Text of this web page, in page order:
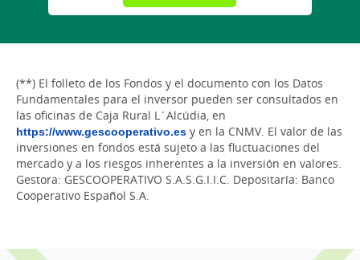
(**) El folleto de los Fondos y el documento con los Datos
Fundamentales para el inversor pueden ser consultados en
las oficinas de Caja Rural L´Alcúdia, en
https://www.gescooperativo.es y en la CNMV. El valor de las
inversiones en fondos está sujeto a las fluctuaciones del
mercado y a los riesgos inherentes a la inversión en valores.
Gestora: GESCOOPERATIVO S.A.S.G.I.I.C. Depositaría: Banco
Cooperativo Español S.A.